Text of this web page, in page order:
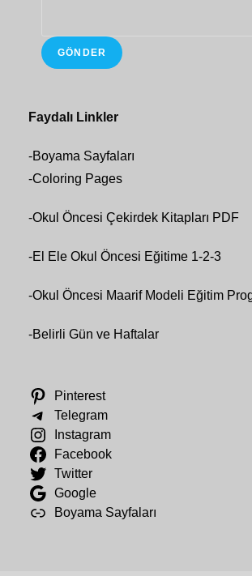
GÖNDER
Faydalı Linkler
-Boyama Sayfaları
-Coloring Pages
-Okul Öncesi Çekirdek Kitapları PDF
-El Ele Okul Öncesi Eğitime 1-2-3
-Okul Öncesi Maarif Modeli Eğitim
-Belirli Gün ve Haftalar
Pinterest
Telegram
Instagram
Facebook
Twitter
Google
Boyama Sayfaları